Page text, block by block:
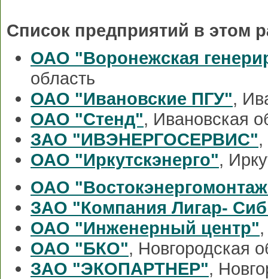
Список предприятий в этом
ОАО "Воронежская
область
ОАО "Ивановские ПГУ",
ОАО "Стенд", Ивановская
ЗАО "ИВЭНЕРГОСЕРВИС",
ОАО "Иркутскэнерго",
ОАО
ЗАО "Компания Лигар-
ОАО "Инженерный центр"
ОАО "БКО", Новгородская
ЗАО "ЭКОПАРТНЕР",